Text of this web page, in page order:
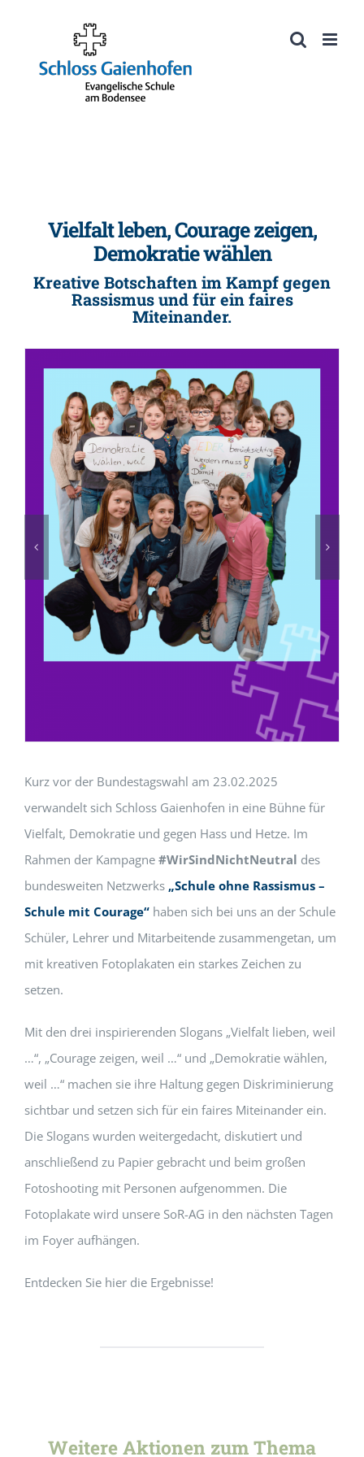
Werkzeugleiste öffnen
springen
Vielfalt leben, Courage zeigen,
Demokratie wählen
Kreative Botschaften im Kampf gegen
Rassismus und für ein faires
Miteinander.
Kurz vor der Bundestagswahl am 23.02.2025
verwandelt sich Schloss Gaienhofen in eine Bühne für
Vielfalt, Demokratie und gegen Hass und Hetze. Im
Rahmen der Kampagne #WirSindNichtNeutral des
bundesweiten Netzwerks „Schule ohne Rassismus –
Schule mit Courage“haben sich bei uns an der Schule
Schüler, Lehrer und Mitarbeitende zusammengetan, um
mit kreativen Fotoplakaten ein starkes Zeichen zu
setzen.
Mit den drei inspirierenden Slogans „Vielfalt lieben, weil
…“, „Courage zeigen, weil …“ und „Demokratie wählen,
weil …“ machen sie ihre Haltung gegen Diskriminierung
sichtbar und setzen sich für ein faires Miteinander ein.
Die Slogans wurden weitergedacht, diskutiert und
anschließend zu Papier gebracht und beim großen
Fotoshooting mit Personen aufgenommen. Die
Fotoplakate wird unsere SoR-AG in den nächsten Tagen
im Foyer aufhängen.
Entdecken Sie hier die Ergebnisse!
Weitere Aktionen zum Thema